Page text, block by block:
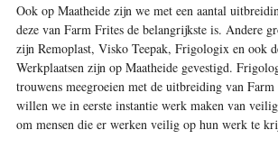
Ook op Maatheide zijn we met een aantal
deze van Farm Frites de belangrijkste is. Andere
zijn Remoplast, Visko Teepak, Frigologix en ook
Werkplaatsen zijn op Maatheide gevestigd.
trouwens meegroeien met de uitbreiding van
willen we in eerste instantie werk maken van
om mensen die er werken veilig op hun werk te